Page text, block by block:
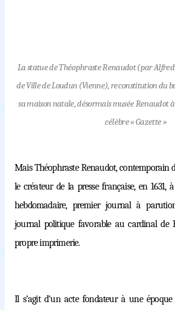
La statue de Théophraste Renaudot (par
de Ville de Loudun (Vienne), reconstitution du
sa maison natale, désormais musée Renaudot
célèbre « Gazette »
Mais Théophraste Renaudot, contemporain
le créateur de la presse française, en 1631,
hebdomadaire, premier journal à
journal politique favorable au cardinal de
propre imprimerie.
Il s’agit d’un acte fondateur à une